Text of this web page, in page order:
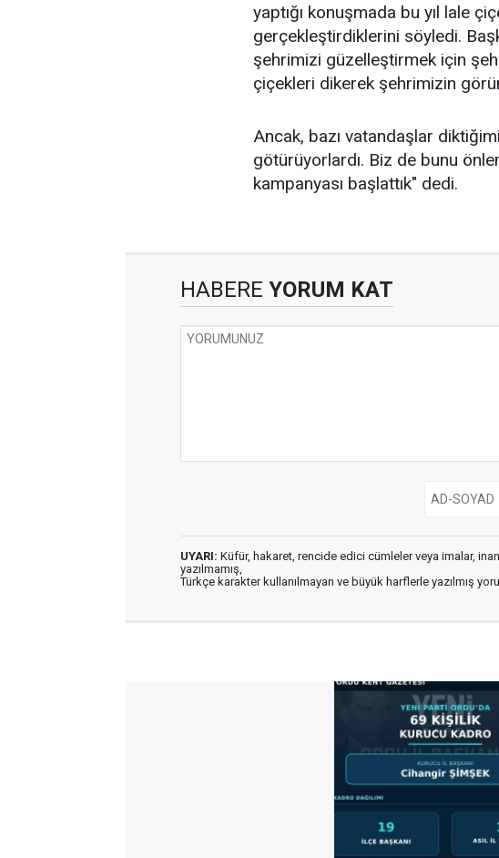
yaptığı konuşmada bu yıl lale
gerçekleştirdiklerini söyledi.
şehrimizi güzelleştirmek için
çiçekleri dikerek şehrimizin
Ancak, bazı vatandaşlar
götürüyorlardı. Biz de bunu
kampanyası başlattık" dedi.
HABERE YORUM KAT
UYARI: Küfür, hakaret, rencide edici cümleler veya imalar,
yazılmamış,
Türkçe karakter kullanılmayan ve büyük harflerle yazılmış